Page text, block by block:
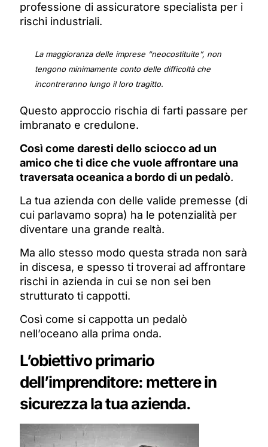
professione di assicuratore specialista per i
rischi industriali.
La maggioranza delle imprese “neocostituite”, non
tengono minimamente conto delle difficoltà che
incontreranno lungo il loro tragitto.
Questo approccio rischia di farti passare per
imbranato e credulone.
Così come daresti dello sciocco ad un
amico che ti dice che vuole affrontare una
traversata oceanica a bordo di un pedalò.
La tua azienda con delle valide premesse (di
cui parlavamo sopra) ha le potenzialità per
diventare una grande realtà.
Ma allo stesso modo questa strada non sarà
in discesa, e spesso ti troverai ad affrontare
rischi in azienda in cui se non sei ben
strutturato ti cappotti.
Così come si cappotta un pedalò
nell’oceano alla prima onda.
L’obiettivo primario
dell’imprenditore: mettere in
sicurezza la tua azienda.